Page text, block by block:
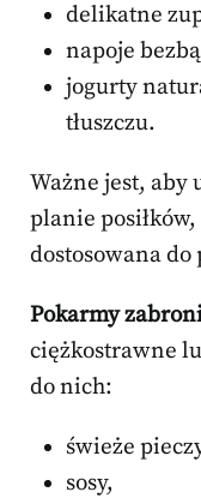
delikatne
napoje
jogurty
tłuszczu.
Ważne jest, aby
planie
dostosowana
Pokarmy
ciężkostrawne
do nich:
świeże
sosy,